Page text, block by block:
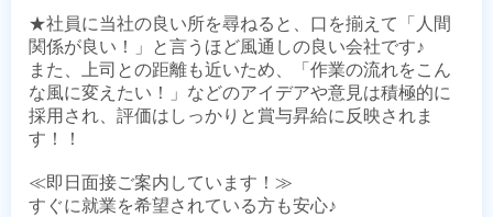
★社員に当社の良い所を尋ねると、口を揃えて「人間
関係が良い！」と言うほど風通しの良い会社です♪
また、上司との距離も近いため、「作業の流れをこん
な風に変えたい！」などのアイデアや意見は積極的に
採用され、評価はしっかりと賞与昇給に反映されま
す！！
≪即日面接ご案内しています！≫
すぐに就業を希望されている方も安心♪